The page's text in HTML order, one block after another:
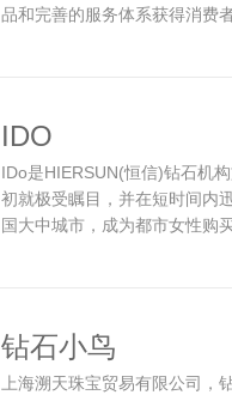
品和完善的服务体系获得消费
IDO
IDo是HIERSUN(恒信)钻石机
初就极受瞩目，并在短时间内
国大中城市，成为都市女性购
钻石小鸟
上海溯天珠宝贸易有限公司，